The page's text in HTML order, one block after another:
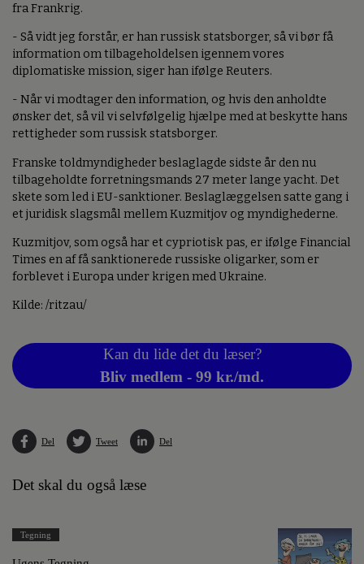
fra Frankrig.
- Så vidt jeg forstår, er han russisk statsborger, så vi bør få
information om tilbageholdelsen igennem vores
diplomatiske mission, siger han ifølge Reuters.
- Når vi modtager den information, og hvis den anholdte
ønsker det, så vil vi selvfølgelig hjælpe med at beskytte hans
rettigheder som russisk statsborger.
Franske toldmyndigheder beslaglagde sidste år den nu
tilbageholdte forretningsmands 27 meter lange yacht. Det
skete som led i EU-sanktioner. Beslaglæggelsen satte gang i
et juridisk slagsmål mellem Kuzmitjov og myndighederne.
Kuzmitjov, som også har et cypriotisk pas, er ifølge Financial
Times en af få sanktionerede russiske oligarker, som er
forblevet i Europa under krigen med Ukraine.
Kilde: /ritzau/
Kan du lide det du læser?
Bliv medlem - 99 kr./md.
Del Tweet Del
Det skal du også læse
Tegning